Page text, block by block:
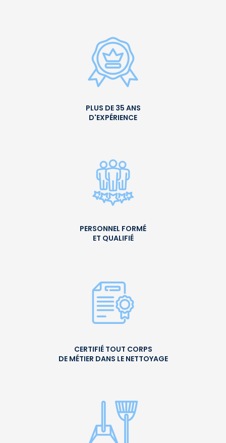
PLUS DE 35 ANS
D'EXPÉRIENCE
PERSONNEL FORMÉ
ET QUALIFIÉ
CERTIFIÉ TOUT CORPS
DE MÉTIER DANS LE NETTOYAGE